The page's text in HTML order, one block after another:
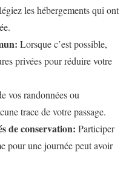
les hébergements qui ont
Lorsque c’est possible,
privées pour réduire votre
vos randonnées ou
trace de votre passage.
de conservation: Participer
pour une journée peut avoir